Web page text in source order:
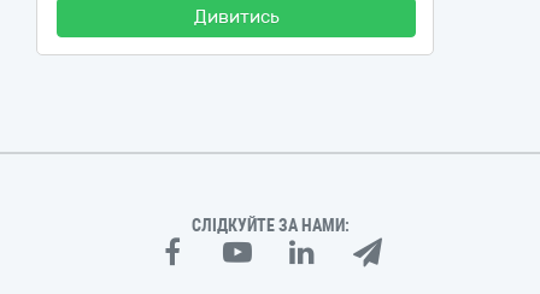
Дивитись
СЛІДКУЙТЕ ЗА НАМИ: